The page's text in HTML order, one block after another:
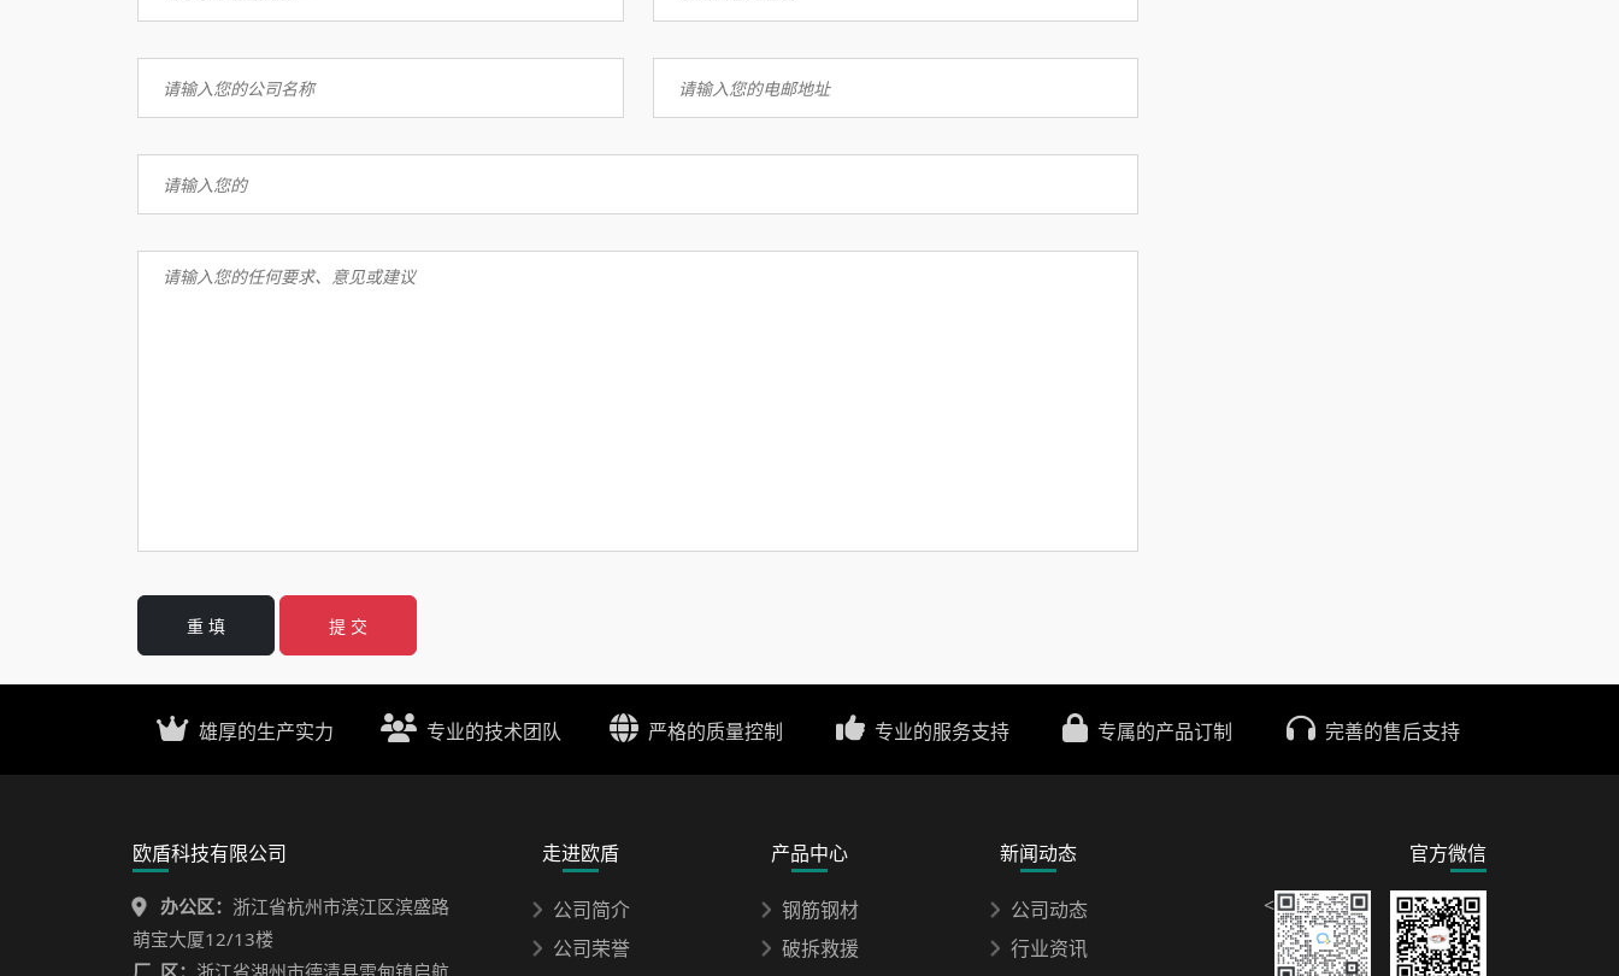
重 填 提 交
雄厚的生产实力 专业的技术团队 严格的质量控制 专业的服务支持 专属的产品订制 完善的售后支持
欧盾科技有限公司
办公区： 浙江省杭州市滨江区滨盛路
萌宝大厦12/13楼
厂 区： 浙江省湖州市德清县雷甸镇启航
走进欧盾
公司简介
公司荣誉
产品中心
钢筋钢材
破拆救援
新闻动态
公司动态
行业资讯
官方微信
<